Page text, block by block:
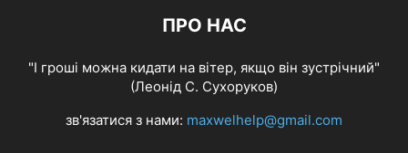
ПРО НАС
"І гроші можна кидати на вітер, якщо він зустрічний"
(Леонід С. Сухоруков)
зв'язатися з нами: maxwelhelp@gmail.com